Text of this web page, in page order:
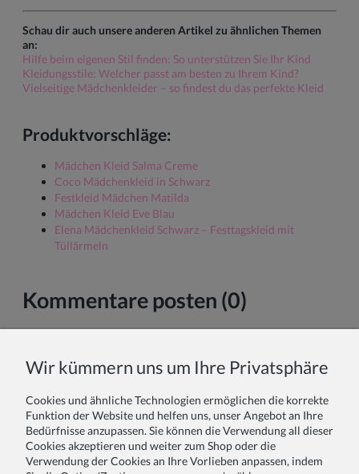
Schau dir auch unsere anderen Artikel zu ähnlichen Themen
an:
Hilfe beim eigenen Stil finden: So unterstützen Sie Ihr Kind
Kleidungsstile: Welcher passt am besten zu Ihrem Kind?
Vielseitige Mädchenkleider – so findest du das perfekte Kleid
Produktvorschläge:
Mädchen Kleid Salma Creme
Coco Mädchenkleid in Schwarz
Festkleid Mädchen Matilda
Mädchen Kleid Eve Blau
Elena Mädchenkleid Schwarz – Festtagskleid mit
Tüllärmeln
Kommentare posten (0)
Ihr Kommentar:
Wir kümmern uns um Ihre Privatsphäre
Cookies und ähnliche Technologien ermöglichen die korrekte
Funktion der Website und helfen uns, unser Angebot an Ihre
Bedürfnisse anzupassen. Sie können die Verwendung all dieser
Cookies akzeptieren und weiter zum Shop oder die
Verwendung der Cookies an Ihre Vorlieben anpassen, indem